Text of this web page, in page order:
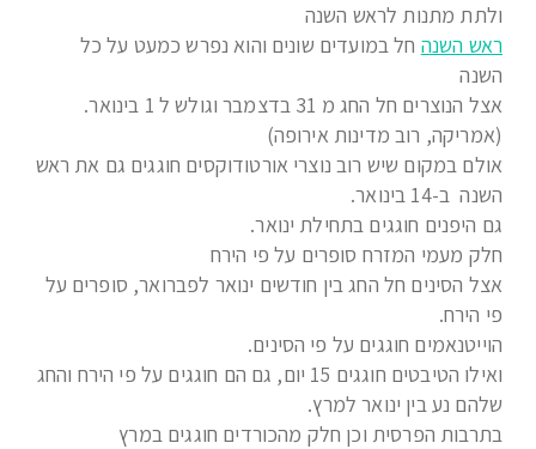
ולתת מתנות לראש השנה
ראש השנה חל במועדים שונים והוא נפרש כמעט על כל
השנה
אצל הנוצרים חל החג מ 31 בדצמבר וגולש ל 1 בינואר.
(אמריקה, רוב מדינות אירופה)
אולם במקום שיש רוב נוצרי אורטודוקסים חוגגים גם את ראש
השנה ב-14 בינואר.
גם היפנים חוגגים בתחילת ינואר.
חלק מעמי המזרח סופרים על פי הירח
אצל הסינים חל החג בין חודשים ינואר לפברואר, סופרים על
פי הירח.
הוייטנאמים חוגגים על פי הסינים.
ואילו הטיבטים חוגגים 15 יום, גם הם חוגגים על פי הירח והחג
שלהם נע בין ינואר למרץ.
בתרבות הפרסית וכן חלק מהכורדים חוגגים במרץ